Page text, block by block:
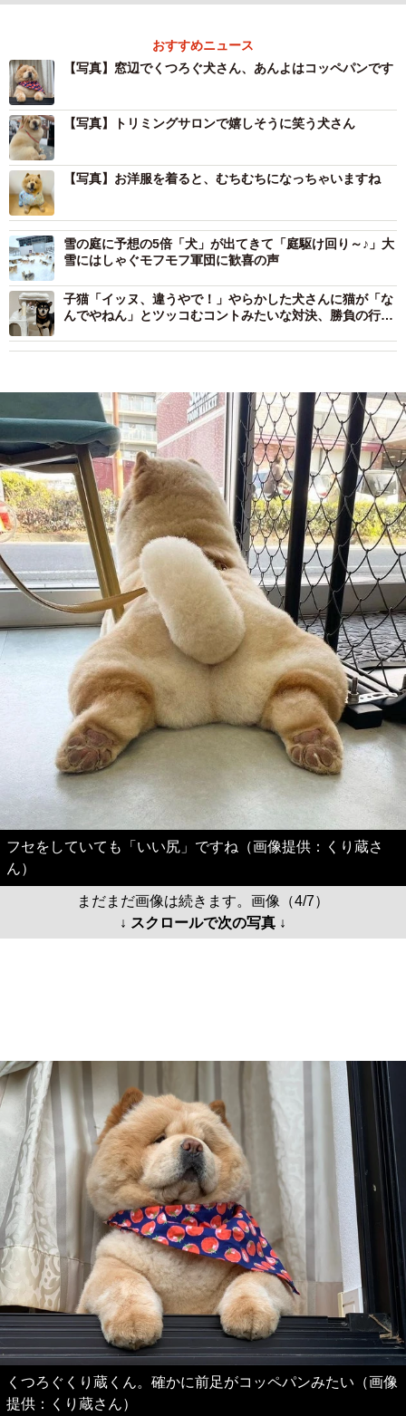
おすすめニュース
【写真】窓辺でくつろぐ犬さん、あんよはコッペパンです
【写真】トリミングサロンで嬉しそうに笑う犬さん
【写真】お洋服を着ると、むちむちになっちゃいますね
雪の庭に予想の5倍「犬」が出てきて「庭駆け回り～♪」大
雪にはしゃぐモフモフ軍団に歓喜の声
子猫「イッヌ、違うやで！」やらかした犬さんに猫が「な
んでやねん」とツッコむコントみたいな対決、勝負の行方
フセをしていても「いい尻」ですね（画像提供：くり蔵さ
ん）
まだまだ画像は続きます。画像（4/7）
↓ スクロールで次の写真 ↓
くつろぐくり蔵くん。確かに前足がコッペパンみたい（画像
提供：くり蔵さん）